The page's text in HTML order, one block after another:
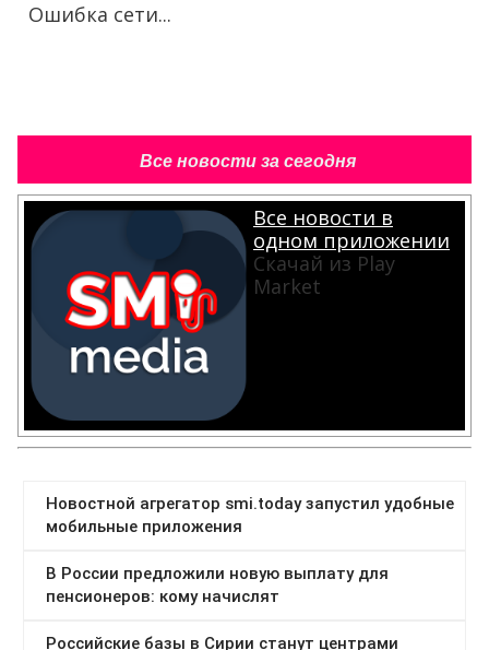
Ошибка сети...
Все новости за сегодня
Все новости в
одном приложении
Скачай из Play
Market